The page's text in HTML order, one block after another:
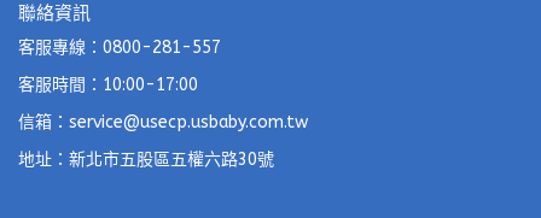
聯絡資訊
客服專線：0800-281-557
客服時間：10:00-17:00
信箱：service@usecp.usbaby.com.tw
地址：新北市五股區五權六路30號